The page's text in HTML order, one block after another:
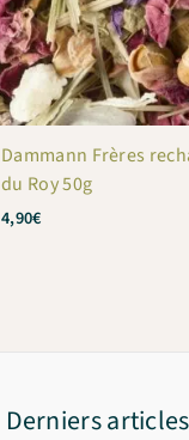
Dammann Frères
du Roy 50g
4,90€
Derniers